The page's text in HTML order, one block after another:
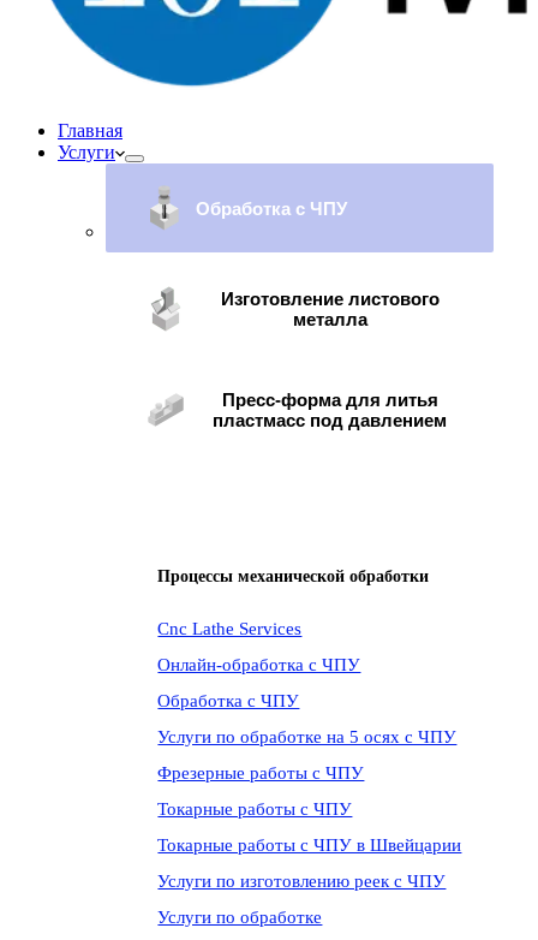
Главная
Услуги
Обработка с ЧПУ
Изготовление листового
металла
Пресс-форма для литья
пластмасс под давлением
Процессы механической обработки
Cnc Lathe Services
Онлайн-обработка с ЧПУ
Обработка с ЧПУ
Услуги по обработке на 5 осях с ЧПУ
Фрезерные работы с ЧПУ
Токарные работы с ЧПУ
Токарные работы с ЧПУ в Швейцарии
Услуги по изготовлению реек с ЧПУ
Услуги по обработке